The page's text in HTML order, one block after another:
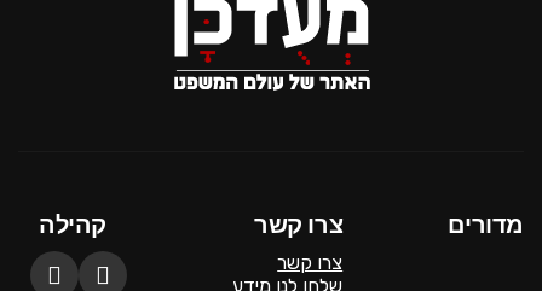
מדורים צרו קשר
צרו קשר
שלחו לנו מידע
קהילה